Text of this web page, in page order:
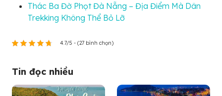
Thác Ba Đờ Phọt Đà Nẵng – Địa Điểm Mà Dân
Trekking Không Thể Bỏ Lỡ
4.7/5 - (27 bình chọn)
Tin đọc nhiều